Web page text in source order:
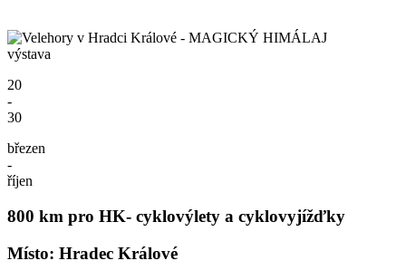
výstava
20
-
30
březen
-
říjen
800 km pro HK- cyklovýlety a cyklovyjížďky
Místo: Hradec Králové